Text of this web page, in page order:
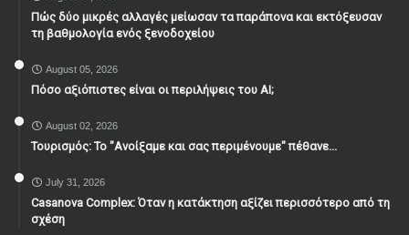
Πώς δύο μικρές αλλαγές μείωσαν τα παράπονα και εκτόξευσαν
τη βαθμολογία ενός ξενοδοχείου
August 05, 2026
Πόσο αξιόπιστες είναι οι περιλήψεις του ΑΙ;
August 02, 2026
Τουρισμός: Το "Ανοίξαμε και σας περιμένουμε" πέθανε...
July 31, 2026
Casanova Complex: Όταν η κατάκτηση αξίζει περισσότερο από τη
σχέση